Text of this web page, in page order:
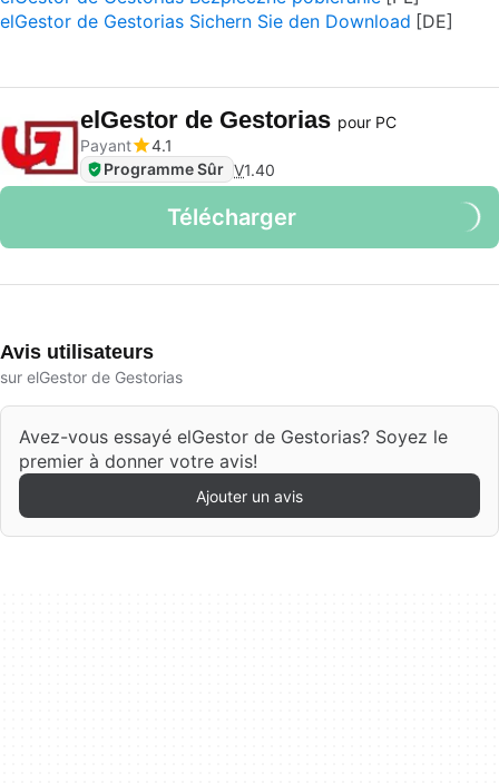
elGestor de Gestorias Sichern Sie den Download
elGestor de Gestorias pour PC
Payant
4.1
Programme Sûr V1.40
Télécharger
Avis utilisateurs
sur elGestor de Gestorias
Avez-vous essayé elGestor de Gestorias? Soyez le
premier à donner votre avis!
Ajouter un avis